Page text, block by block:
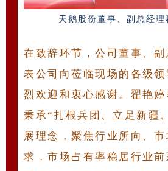
天鹅股份董事、副总经理
在致辞环节，公司董事、
表公司向莅临现场的各级
烈欢迎和衷心感谢。翟艳
秉承“扎根兵团、立足新疆
展理念，聚焦行业所向、
求，市场占有率稳居行业